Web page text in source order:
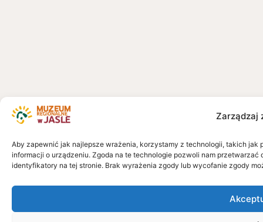
Zarządzaj
Aby zapewnić jak najlepsze wrażenia, korzystamy z technologii, takich
informacji o urządzeniu. Zgoda na te technologie pozwoli nam
identyfikatory na tej stronie. Brak wyrażenia zgody lub wycofanie zgody